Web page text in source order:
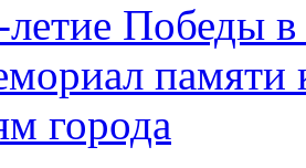
летие Победы
памяти
города